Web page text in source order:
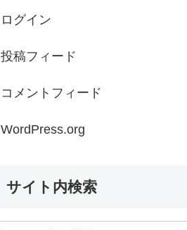
ログイン
投稿フィード
コメントフィード
WordPress.org
サイト内検索